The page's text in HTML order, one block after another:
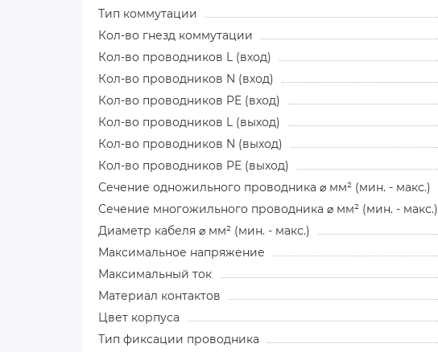
Тип коммутации
Кол-во гнезд коммутации
Кол-во проводников L (вход)
Кол-во проводников N (вход)
Кол-во проводников PE (вход)
Кол-во проводников L (выход)
Кол-во проводников N (выход)
Кол-во проводников PE (выход)
Сечение одножильного проводника ⌀ мм² (мин. - макс.)
Сечение многожильного проводника ⌀ мм² (мин. - макс.)
Диаметр кабеля ⌀ мм² (мин. - макс.)
Максимальное напряжение
Максимальный ток
Материал контактов
Цвет корпуса
Тип фиксации проводника